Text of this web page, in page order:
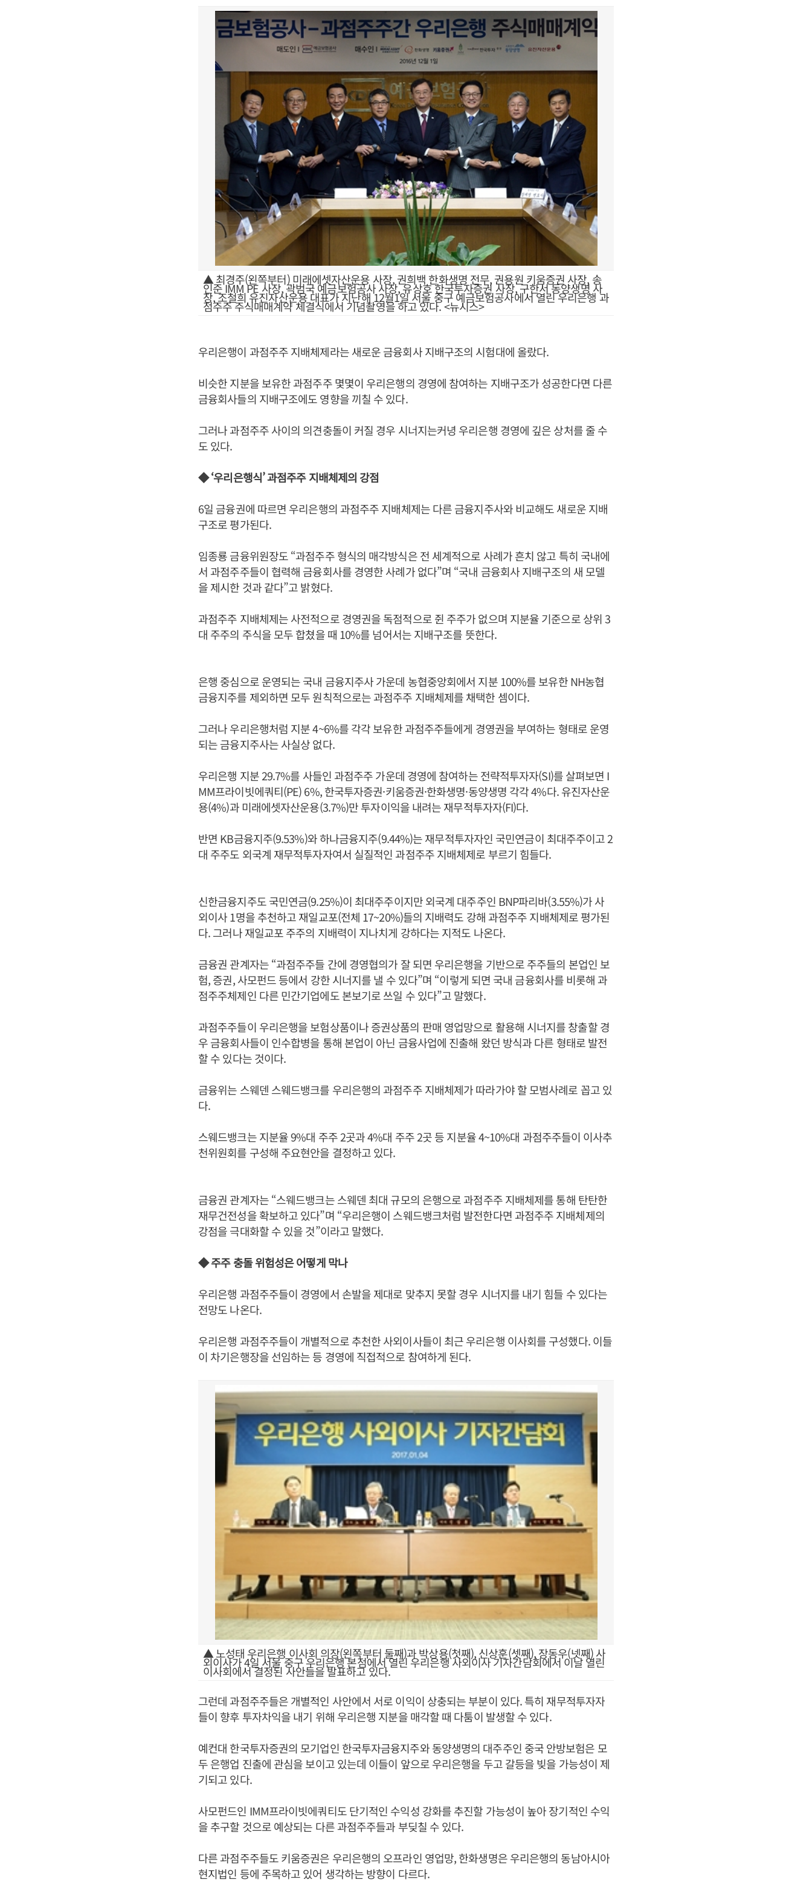
▲ 최경주(왼쪽부터) 미래에셋자산운용 사장, 권희백 한화생명 전무, 권용원 키움증권 사장, 송
인준 IMM PE 사장, 곽범국 예금보험공사 사장, 유상호 한국투자증권 사장, 구한서 동양생명 사
장, 조철희 유진자산운용 대표가 지난해 12월1일 서울 중구 예금보험공사에서 열린 우리은행 과
점주주 주식매매계약 체결식에서 기념촬영을 하고 있다. <뉴시스>
우리은행이 과점주주 지배체제라는 새로운 금융회사 지배구조의 시험대에 올랐다.
비슷한 지분을 보유한 과점주주 몇몇이 우리은행의 경영에 참여하는 지배구조가 성공한다면 다른
금융회사들의 지배구조에도 영향을 끼칠 수 있다.
그러나 과점주주 사이의 의견충돌이 커질 경우 시너지는커녕 우리은행 경영에 깊은 상처를 줄 수
도 있다.
◆ ‘우리은행식’ 과점주주 지배체제의 강점
6일 금융권에 따르면 우리은행의 과점주주 지배체제는 다른 금융지주사와 비교해도 새로운 지배
구조로 평가된다.
임종룡 금융위원장도 “과점주주 형식의 매각방식은 전 세계적으로 사례가 흔치 않고 특히 국내에
서 과점주주들이 협력해 금융회사를 경영한 사례가 없다”며 “국내 금융회사 지배구조의 새 모델
을 제시한 것과 같다”고 밝혔다.
과점주주 지배체제는 사전적으로 경영권을 독점적으로 쥔 주주가 없으며 지분율 기준으로 상위 3
대 주주의 주식을 모두 합쳤을 때 10%를 넘어서는 지배구조를 뜻한다.
은행 중심으로 운영되는 국내 금융지주사 가운데 농협중앙회에서 지분 100%를 보유한 NH농협
금융지주를 제외하면 모두 원칙적으로는 과점주주 지배체제를 채택한 셈이다.
그러나 우리은행처럼 지분 4~6%를 각각 보유한 과점주주들에게 경영권을 부여하는 형태로 운영
되는 금융지주사는 사실상 없다.
우리은행 지분 29.7%를 사들인 과점주주 가운데 경영에 참여하는 전략적투자자(SI)를 살펴보면 I
MM프라이빗에쿼티(PE) 6%, 한국투자증권·키움증권·한화생명·동양생명 각각 4%다. 유진자산운
용(4%)과 미래에셋자산운용(3.7%)만 투자이익을 내려는 재무적투자자(FI)다.
반면 KB금융지주(9.53%)와 하나금융지주(9.44%)는 재무적투자자인 국민연금이 최대주주이고 2
대 주주도 외국계 재무적투자자여서 실질적인 과점주주 지배체제로 부르기 힘들다.
신한금융지주도 국민연금(9.25%)이 최대주주이지만 외국계 대주주인 BNP파리바(3.55%)가 사
외이사 1명을 추천하고 재일교포(전체 17~20%)들의 지배력도 강해 과점주주 지배체제로 평가된
다. 그러나 재일교포 주주의 지배력이 지나치게 강하다는 지적도 나온다.
금융권 관계자는 “과점주주들 간에 경영협의가 잘 되면 우리은행을 기반으로 주주들의 본업인 보
험, 증권, 사모펀드 등에서 강한 시너지를 낼 수 있다”며 “이렇게 되면 국내 금융회사를 비롯해 과
점주주체제인 다른 민간기업에도 본보기로 쓰일 수 있다”고 말했다.
과점주주들이 우리은행을 보험상품이나 증권상품의 판매 영업망으로 활용해 시너지를 창출할 경
우 금융회사들이 인수합병을 통해 본업이 아닌 금융사업에 진출해 왔던 방식과 다른 형태로 발전
할 수 있다는 것이다.
금융위는 스웨덴 스웨드뱅크를 우리은행의 과점주주 지배체제가 따라가야 할 모범사례로 꼽고 있
다.
스웨드뱅크는 지분율 9%대 주주 2곳과 4%대 주주 2곳 등 지분율 4~10%대 과점주주들이 이사추
천위원회를 구성해 주요현안을 결정하고 있다.
금융권 관계자는 “스웨드뱅크는 스웨덴 최대 규모의 은행으로 과점주주 지배체제를 통해 탄탄한
재무건전성을 확보하고 있다”며 “우리은행이 스웨드뱅크처럼 발전한다면 과점주주 지배체제의
강점을 극대화할 수 있을 것”이라고 말했다.
◆ 주주 충돌 위험성은 어떻게 막나
우리은행 과점주주들이 경영에서 손발을 제대로 맞추지 못할 경우 시너지를 내기 힘들 수 있다는
전망도 나온다.
우리은행 과점주주들이 개별적으로 추천한 사외이사들이 최근 우리은행 이사회를 구성했다. 이들
이 차기은행장을 선임하는 등 경영에 직접적으로 참여하게 된다.
▲ 노성태 우리은행 이사회 의장(왼쪽부터 둘째)과 박상용(첫째), 신상훈(셋째), 장동우(넷째) 사
외이사가 4일 서울 중구 우리은행 본점에서 열린 우리은행 사외이사 기자간담회에서 이날 열린
이사회에서 결정된 사안들을 발표하고 있다.
그런데 과점주주들은 개별적인 사안에서 서로 이익이 상충되는 부분이 있다. 특히 재무적투자자
들이 향후 투자차익을 내기 위해 우리은행 지분을 매각할 때 다툼이 발생할 수 있다.
예컨대 한국투자증권의 모기업인 한국투자금융지주와 동양생명의 대주주인 중국 안방보험은 모
두 은행업 진출에 관심을 보이고 있는데 이들이 앞으로 우리은행을 두고 갈등을 빚을 가능성이 제
기되고 있다.
사모펀드인 IMM프라이빗에쿼티도 단기적인 수익성 강화를 추진할 가능성이 높아 장기적인 수익
을 추구할 것으로 예상되는 다른 과점주주들과 부딪칠 수 있다.
다른 과점주주들도 키움증권은 우리은행의 오프라인 영업망, 한화생명은 우리은행의 동남아시아
현지법인 등에 주목하고 있어 생각하는 방향이 다르다.